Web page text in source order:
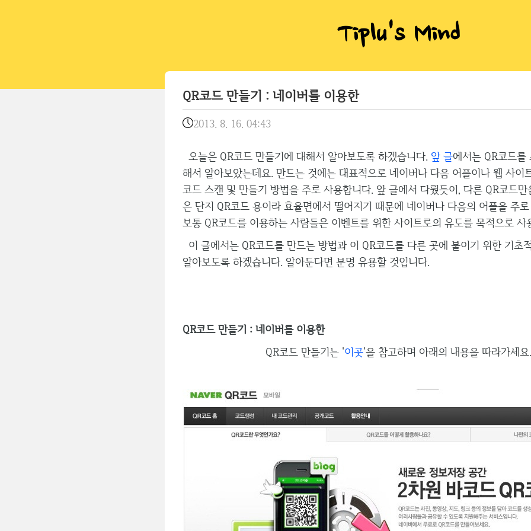
Tiplu's Mind
QR코드 만들기 : 네이버를 이용한
2013. 8. 16. 04:43
오늘은 QR코드 만들기에 대해서 알아보도록 하겠습니다. 앞 글에서는 QR코드
해서 알아보았는데요. 만드는 것에는 대표적으로 네이버나 다음 어플이나 웹 사이
코드 스캔 및 만들기 방법을 주로 사용합니다. 앞 글에서 다뤘듯이, 다른 QR코드
은 단지 QR코드 용이라 효율면에서 떨어지기 때문에 네이버나 다음의 어플을 주
보통 QR코드를 이용하는 사람들은 이벤트를 위한 사이트로의 유도를 목적으로 사
이 글에서는 QR코드를 만드는 방법과 이 QR코드를 다른 곳에 붙이기 위한 기초
알아보도록 하겠습니다. 알아둔다면 분명 유용할 것입니다.
QR코드 만들기 : 네이버를 이용한
QR코드 만들기는 '이곳'을 참고하며 아래의 내용을 따라가세요.